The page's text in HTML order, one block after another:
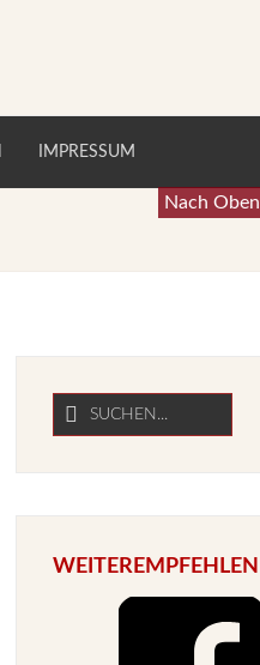
Nach Oben
IMPRESSUM
WEITEREMPFEHLEN